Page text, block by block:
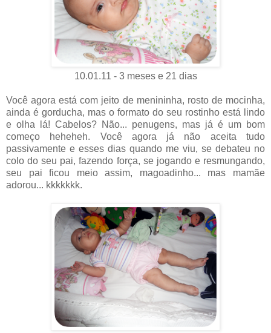
10.01.11 - 3 meses e 21 dias
Você agora está com jeito de menininha, rosto de mocinha,
ainda é gorducha, mas o formato do seu rostinho está lindo
e olha lá! Cabelos? Não... penugens, mas já é um bom
começo heheheh. Você agora já não aceita tudo
passivamente e esses dias quando me viu, se debateu no
colo do seu pai, fazendo força, se jogando e resmungando,
seu pai ficou meio assim, magoadinho... mas mamãe
adorou... kkkkkkk.